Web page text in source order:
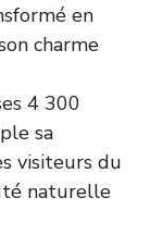
en
charme
4 300
sa
visiteurs du
naturelle